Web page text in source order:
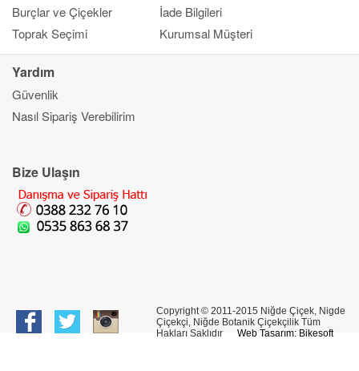
Burçlar ve Çiçekler
Toprak Seçimi
İade Bilgileri
Kurumsal Müşteri
Yardım
Güvenlik
Nasıl Sipariş Verebilirim
Bize Ulaşın
Copyright © 2011-2015 Niğde Çiçek, Nigde
Çiçekçi, Niğde Botanik Çiçekçilik Tüm
Hakları Saklıdır Web Tasarım: Bikesoft
Kapat
Ana Sayfa
Banka Bilgileri
Bilgi Merkezi
İletşim